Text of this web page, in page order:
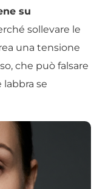
su
sollevare le
una tensione
che può falsare
se